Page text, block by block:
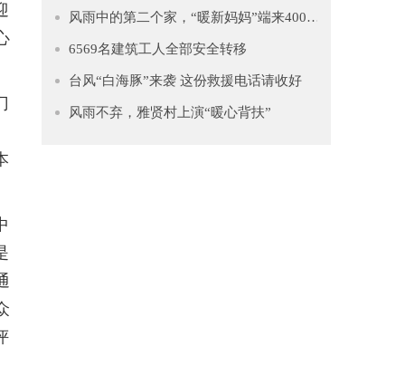
风雨中的第二个家，“暖新妈妈”端来4000多只水饺慰藉异乡人
6569名建筑工人全部安全转移
台风“白海豚”来袭 这份救援电话请收好
风雨不弃，雅贤村上演“暖心背扶”